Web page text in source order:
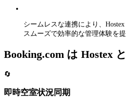
シームレスな連携により、
スムーズで効率的な管理体験を提
Booking.com は Hostex
🔄
即時空室状況同期